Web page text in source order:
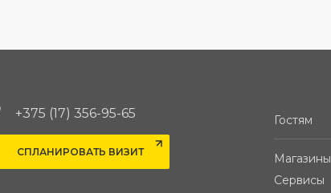
+375 (17) 356-95-65
СПЛАНИРОВАТЬ ВИЗИТ
Гостям
Магазины
Сервисы